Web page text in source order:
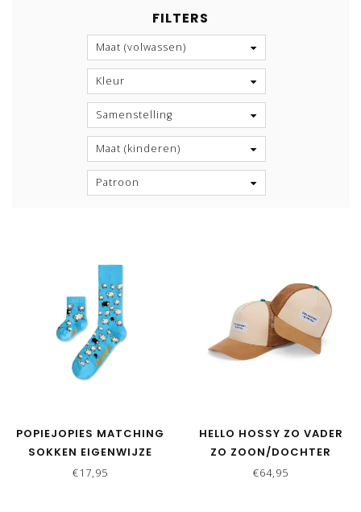
FILTERS
Maat (volwassen)
Kleur
Samenstelling
Maat (kinderen)
Patroon
POPIEJOPIES MATCHING
SOKKEN EIGENWIJZE
SCHAPEN | BLAUW
€17,95
HELLO HOSSY ZO VADER
ZO ZOON/DOCHTER
MATCHING CAPS - MINI
€64,95